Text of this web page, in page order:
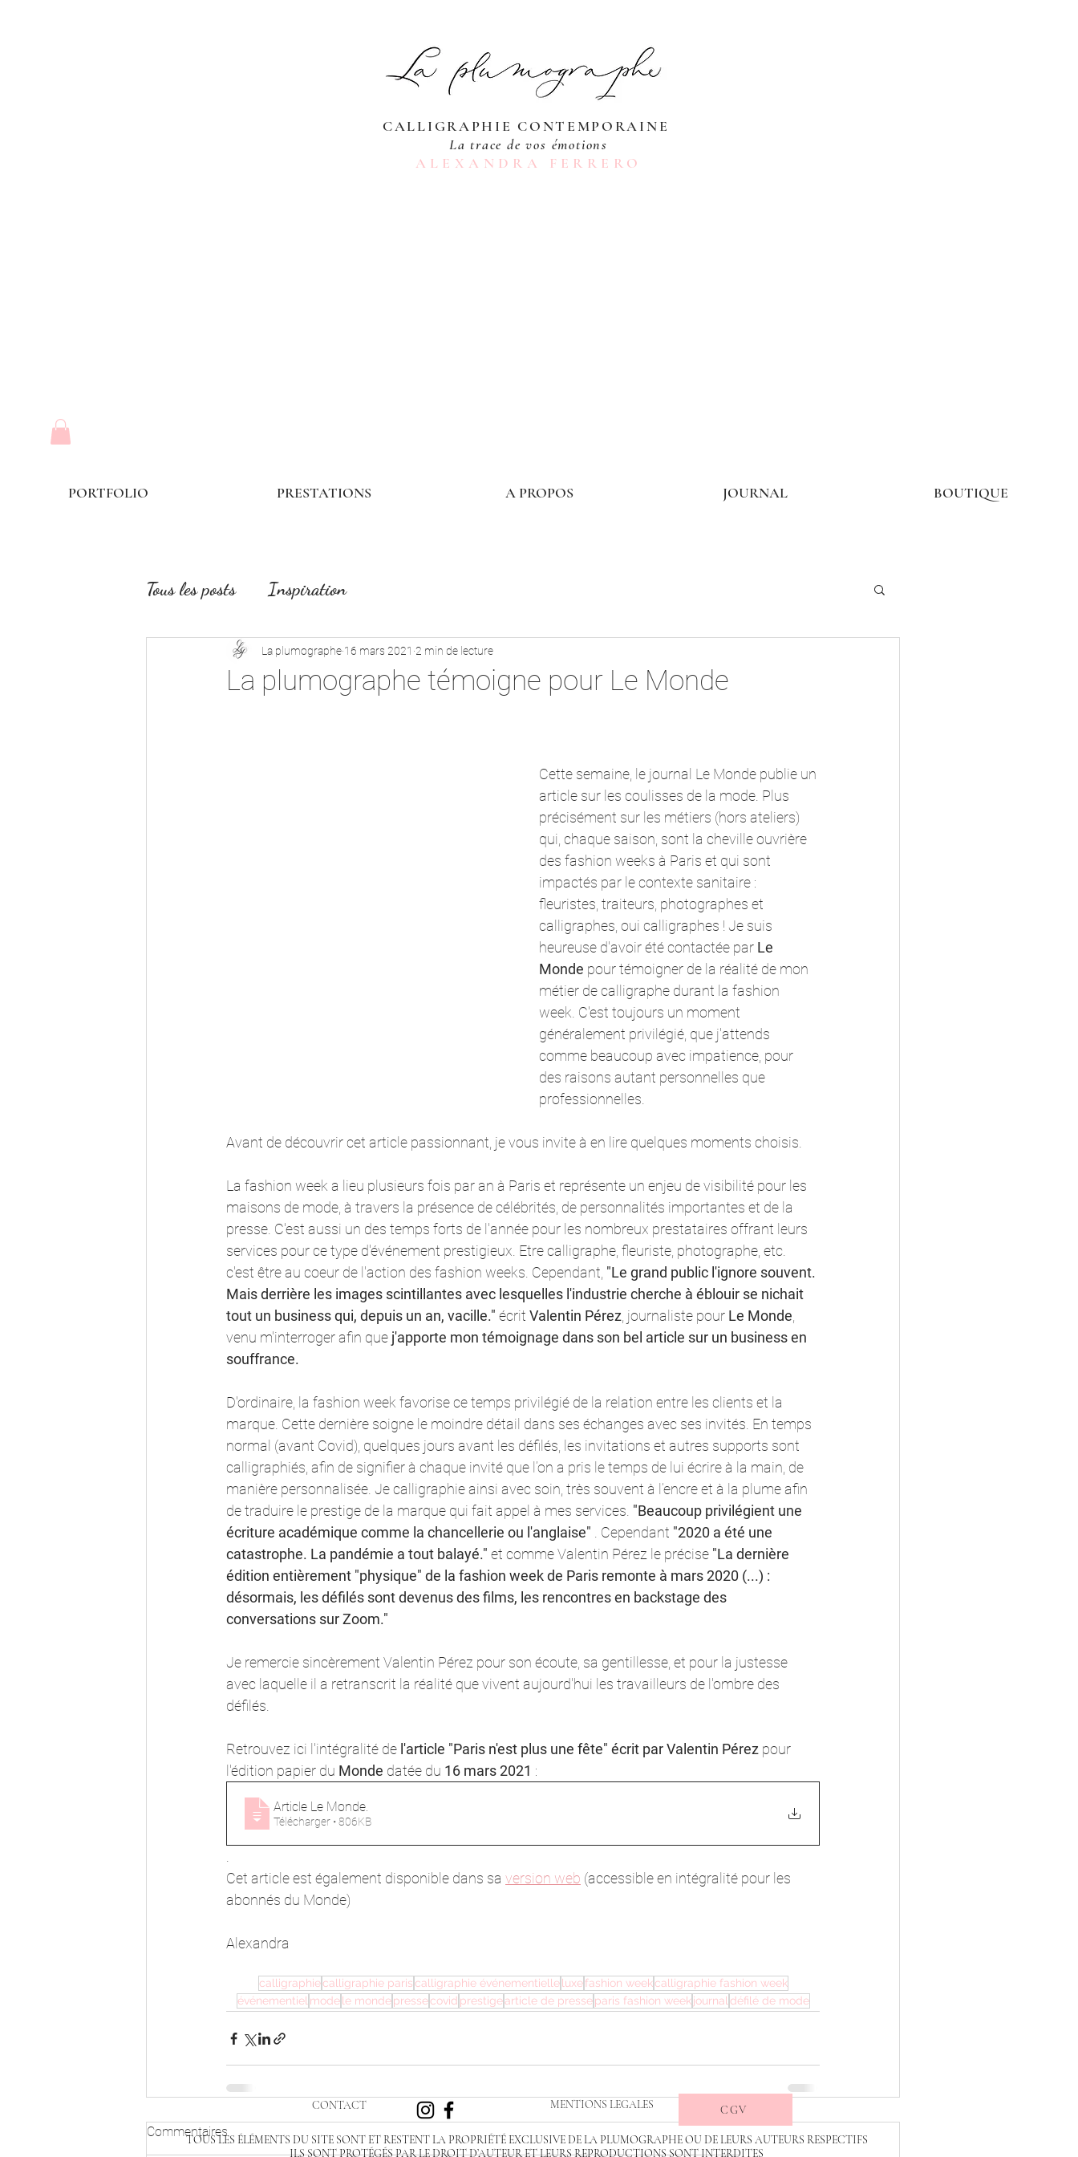
CALLIGRAPHIE CONTEMPORAINE
La trace de vos émotions
ALEXANDRA FERRERO
PORTFOLIO PRESTATIONS A PROPOS JOURNAL BOUTIQUE
Tous les posts Inspiration
La plumographe témoigne pour Le Monde
La plumographe 16 mars 2021 2 min de lecture
Cette semaine, le journal Le Monde publie un
article sur les coulisses de la mode. Plus
précisément sur les métiers (hors ateliers)
qui, chaque saison, sont la cheville ouvrière
des fashion weeks à Paris et qui sont
impactés par le contexte sanitaire :
fleuristes, traiteurs, photographes et
calligraphes, oui calligraphes ! Je suis
heureuse d'avoir été contactée par Le
Monde pour témoigner de la réalité de mon
métier de calligraphe durant la fashion
week. C'est toujours un moment
généralement privilégié, que j'attends
comme beaucoup avec impatience, pour
des raisons autant personnelles que
professionnelles.
Avant de découvrir cet article passionnant, je vous invite à en lire quelques moments choisis.
La fashion week a lieu plusieurs fois par an à Paris et représente un enjeu de visibilité pour les
maisons de mode, à travers la présence de célébrités, de personnalités importantes et de la
presse. C'est aussi un des temps forts de l'année pour les nombreux prestataires offrant leurs
services pour ce type d'événement prestigieux. Etre calligraphe, fleuriste, photographe, etc.
c'est être au coeur de l'action des fashion weeks. Cependant, "Le grand public l'ignore souvent.
Mais derrière les images scintillantes avec lesquelles l'industrie cherche à éblouir se nichait
tout un business qui, depuis un an, vacille." écrit Valentin Pérez, journaliste pour Le Monde,
venu m'interroger afin que j'apporte mon témoignage dans son bel article sur un business en
souffrance.
D'ordinaire, la fashion week favorise ce temps privilégié de la relation entre les clients et la
marque. Cette dernière soigne le moindre détail dans ses échanges avec ses invités. En temps
normal (avant Covid), quelques jours avant les défilés, les invitations et autres supports sont
calligraphiés, afin de signifier à chaque invité que l’on a pris le temps de lui écrire à la main, de
manière personnalisée. Je calligraphie ainsi avec soin, très souvent à l’encre et à la plume afin
de traduire le prestige de la marque qui fait appel à mes services. "Beaucoup privilégient une
écriture académique comme la chancellerie ou l'anglaise" . Cependant "2020 a été une
catastrophe. La pandémie a tout balayé." et comme Valentin Pérez le précise "La dernière
édition entièrement "physique" de la fashion week de Paris remonte à mars 2020 (...) :
désormais, les défilés sont devenus des films, les rencontres en backstage des
conversations sur Zoom."
Je remercie sincèrement Valentin Pérez pour son écoute, sa gentillesse, et pour la justesse
avec laquelle il a retranscrit la réalité que vivent aujourd'hui les travailleurs de l'ombre des
défilés.
Retrouvez ici l'intégralité de l'article "Paris n'est plus une fête" écrit par Valentin Pérez pour
l'édition papier du Monde datée du 16 mars 2021 :
Article Le Monde
Télécharger • 806KB
.
Cet article est également disponible dans sa version web (accessible en intégralité pour les
abonnés du Monde)
Alexandra
calligraphiecalligraphie pariscalligraphie événementielle luxe fashion weekcalligraphie fashion week
événementiel mode le monde pressecovid prestigearticle de presse paris fashion week journal défilé de mode
Commentaires
CONTACT MENTIONS LEGALES CGV
TOUS LES ÉLÉMENTS DU SITE SONT ET RESTENT LA PROPRIÉTÉ EXCLUSIVE DE LA PLUMOGRAPHE OU DE LEURS AUTEURS RESPECTIFS
ILS SONT PROTÉGÉS PAR LE DROIT D’AUTEUR ET LEURS REPRODUCTIONS SONT INTERDITES